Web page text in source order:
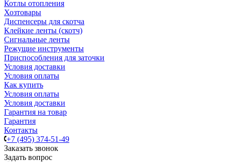
Котлы отопления
Хозтовары
Диспенсеры для скотча
Клейкие ленты (скотч)
Сигнальные ленты
Режущие инструменты
Приспособления для заточки
Условия доставки
Условия оплаты
Как купить
Условия оплаты
Условия доставки
Гарантия на товар
Гарантия
Контакты
+7 (495) 374-51-49
Заказать звонок
Задать вопрос